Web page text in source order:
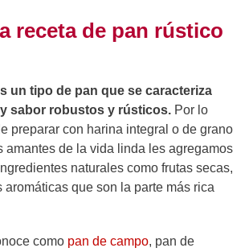
receta de pan rústico
un tipo de pan que se caracteriza
sabor robustos y rústicos. Por lo
preparar con harina integral o de grano
amantes de la vida linda les agregamos
naturales como frutas secas,
aromáticas que son la parte más rica
como pan de campo, pan de